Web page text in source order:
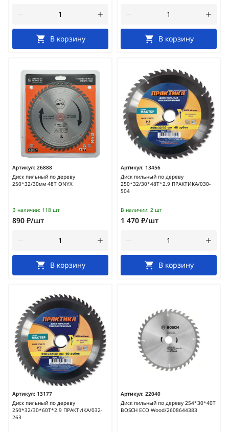
В корзину В корзину
Артикул: 26888
Диск пильный по дереву
250*32/30мм 48Т ONYX
В наличии: 118 шт
890 ₽/шт
В корзину
Артикул: 13456
Диск пильный по дереву
250*32/30*48Т*2.9 ПРАКТИКА/030-
504
В наличии: 2 шт
1 470 ₽/шт
В корзину
Артикул: 13177
Диск пильный по дереву
250*32/30*60Т*2.9 ПРАКТИКА/032-
263
Артикул: 22040
Диск пильный по дереву 254*30*40T
BOSCH ECO Wood/2608644383